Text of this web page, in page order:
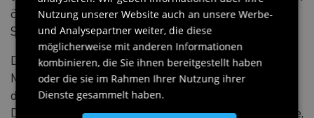
östlich mit Ställen, Reitställen, Hundezwingern und
Scheunen verteilte.
Die domus magna Tricanea zeigt sich noch immer mit
Möbeln, Porträts und Familienerinnerungen; unter
den Innenräumen sind das Arbeitszimmer, das dem
Dichter Gian Mauro d’Arcano (um 1498-1535) gehörte,
Nutzung unserer Website auch an unsere Werbe-
und Analysepartner weiter, die diese
möglicherweise mit anderen Informationen
kombinieren, die Sie ihnen bereitgestellt haben
oder die sie im Rahmen Ihrer Nutzung ihrer
Dienste gesammelt haben.